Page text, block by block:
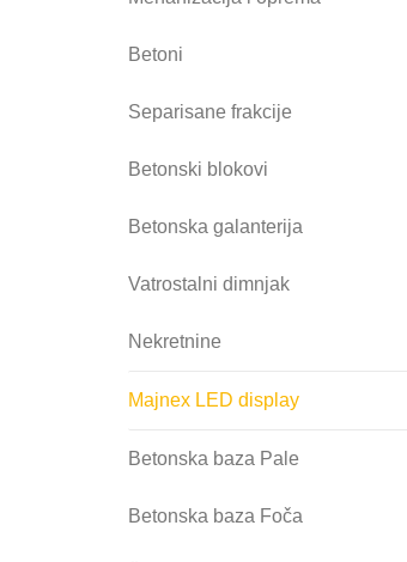
Betoni
Separisane frakcije
Betonski blokovi
Betonska galanterija
Vatrostalni dimnjak
Nekretnine
Majnex LED display
Betonska baza Pale
Betonska baza Foča